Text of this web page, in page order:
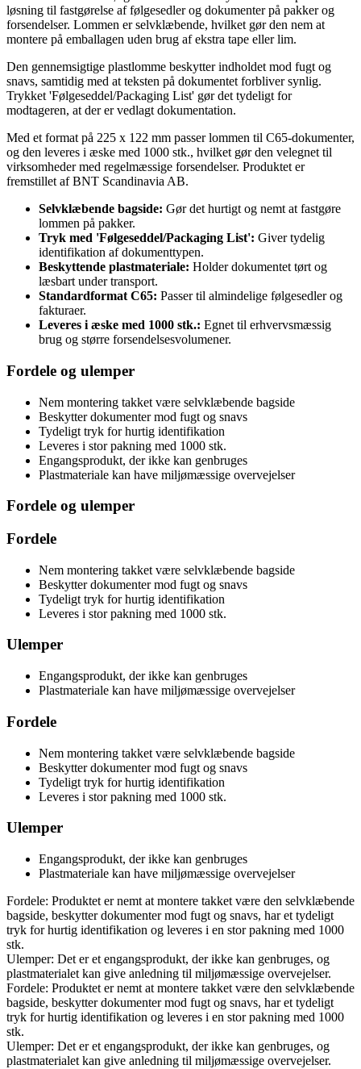
løsning til fastgørelse af følgesedler og dokumenter på pakker og
forsendelser. Lommen er selvklæbende, hvilket gør den nem at
montere på emballagen uden brug af ekstra tape eller lim.
Den gennemsigtige plastlomme beskytter indholdet mod fugt og
snavs, samtidig med at teksten på dokumentet forbliver synlig.
Trykket 'Følgeseddel/Packaging List' gør det tydeligt for
modtageren, at der er vedlagt dokumentation.
Med et format på 225 x 122 mm passer lommen til C65-dokumenter,
og den leveres i æske med 1000 stk., hvilket gør den velegnet til
virksomheder med regelmæssige forsendelser. Produktet er
fremstillet af BNT Scandinavia AB.
Selvklæbende bagside: Gør det hurtigt og nemt at fastgøre
lommen på pakker.
Tryk med 'Følgeseddel/Packaging List': Giver tydelig
identifikation af dokumenttypen.
Beskyttende plastmateriale: Holder dokumentet tørt og
læsbart under transport.
Standardformat C65: Passer til almindelige følgesedler og
fakturaer.
Leveres i æske med 1000 stk.: Egnet til erhvervsmæssig
brug og større forsendelsesvolumener.
Fordele og ulemper
Nem montering takket være selvklæbende bagside
Beskytter dokumenter mod fugt og snavs
Tydeligt tryk for hurtig identifikation
Leveres i stor pakning med 1000 stk.
Engangsprodukt, der ikke kan genbruges
Plastmateriale kan have miljømæssige overvejelser
Fordele og ulemper
Fordele
Nem montering takket være selvklæbende bagside
Beskytter dokumenter mod fugt og snavs
Tydeligt tryk for hurtig identifikation
Leveres i stor pakning med 1000 stk.
Ulemper
Engangsprodukt, der ikke kan genbruges
Plastmateriale kan have miljømæssige overvejelser
Fordele
Nem montering takket være selvklæbende bagside
Beskytter dokumenter mod fugt og snavs
Tydeligt tryk for hurtig identifikation
Leveres i stor pakning med 1000 stk.
Ulemper
Engangsprodukt, der ikke kan genbruges
Plastmateriale kan have miljømæssige overvejelser
Fordele: Produktet er nemt at montere takket være den selvklæbende
bagside, beskytter dokumenter mod fugt og snavs, har et tydeligt
tryk for hurtig identifikation og leveres i en stor pakning med 1000
stk.
Ulemper: Det er et engangsprodukt, der ikke kan genbruges, og
plastmaterialet kan give anledning til miljømæssige overvejelser.
Fordele: Produktet er nemt at montere takket være den selvklæbende
bagside, beskytter dokumenter mod fugt og snavs, har et tydeligt
tryk for hurtig identifikation og leveres i en stor pakning med 1000
stk.
Ulemper: Det er et engangsprodukt, der ikke kan genbruges, og
plastmaterialet kan give anledning til miljømæssige overvejelser.